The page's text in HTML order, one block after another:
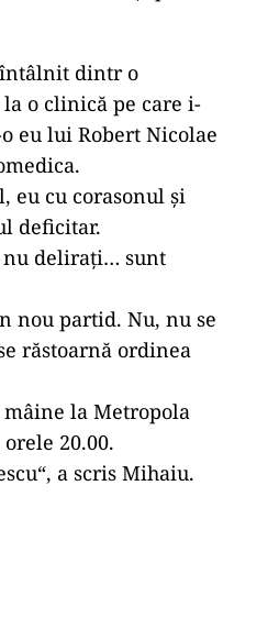
întâlnit dintr o
o clinică pe care i-
eu lui Robert Nicolae
eu cu corasonul și
deficitar.
nu delirați… sunt
nou partid. Nu, nu se
răstoarnă ordinea
la Metropola
20.00.
a scris Mihaiu.